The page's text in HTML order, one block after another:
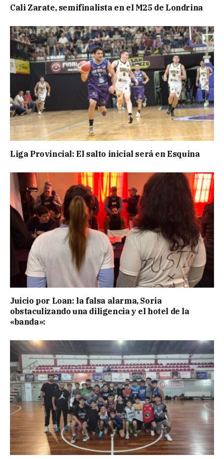
Cali Zarate, semifinalista en el M25 de Londrina
Liga Provincial: El salto inicial será en Esquina
Juicio por Loan: la falsa alarma, Soria
obstaculizando una diligencia y el hotel de la
«banda»: